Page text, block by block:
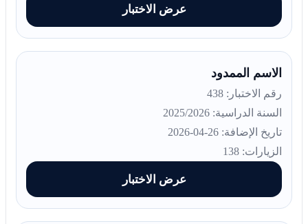
عرض الاختبار
الاسم الممدود
رقم الاختبار: 438
السنة الدراسية: 2025/2026
تاريخ الإضافة: 26-04-2026
الزيارات: 138
عرض الاختبار